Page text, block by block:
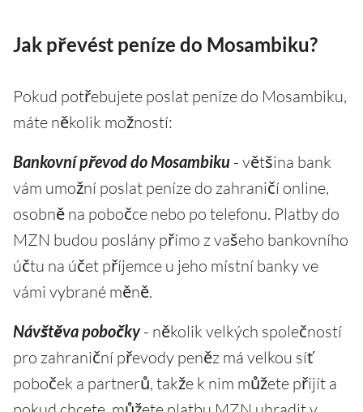
Jak převést peníze do Mosambiku?
Pokud potřebujete poslat peníze do Mosambiku,
máte několik možností:
Bankovní převod do Mosambiku - většina bank
vám umožní poslat peníze do zahraničí online,
osobně na pobočce nebo po telefonu. Platby do
MZN budou poslány přímo z vašeho bankovního
účtu na účet příjemce u jeho místní banky ve
vámi vybrané měně.
Návštěva pobočky- několik velkých společností
pro zahraniční převody peněz má velkou síť
poboček a partnerů, takže k nim můžete přijít a